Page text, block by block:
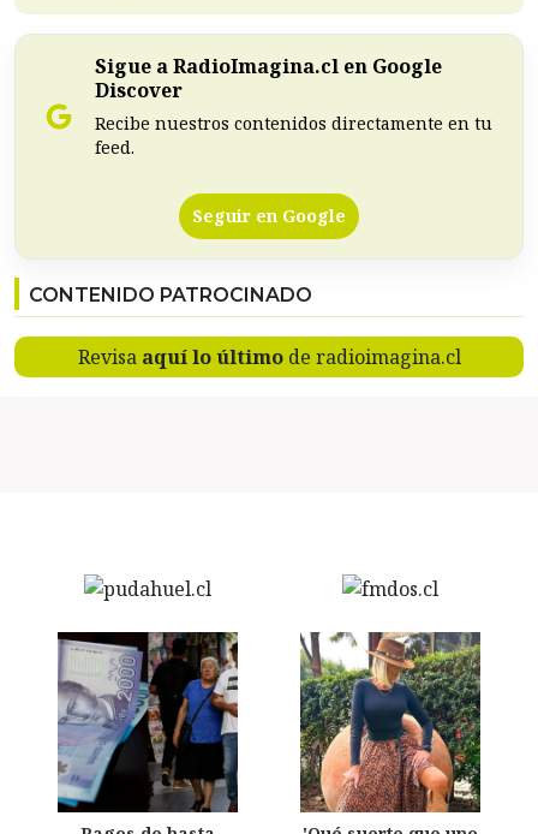
Sigue a RadioImagina.cl en Google
Discover
Recibe nuestros contenidos directamente en tu
feed.
Seguir en Google
CONTENIDO PATROCINADO
Revisa aquí lo últimode radioimagina.cl